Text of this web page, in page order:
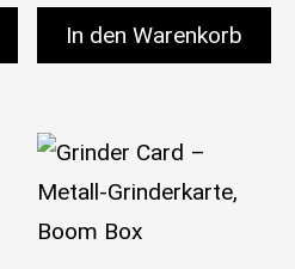
In den Warenkorb